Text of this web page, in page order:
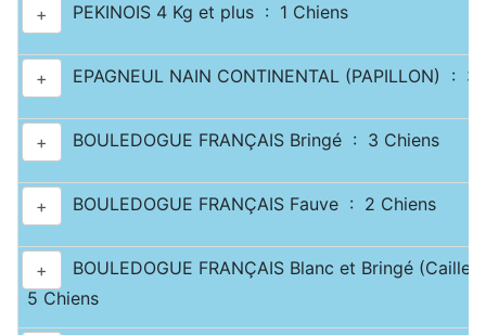
+ PEKINOIS 4 Kg et plus : 1 Chiens
+ EPAGNEUL NAIN CONTINENTAL (PAPILLON) : 3
+ BOULEDOGUE FRANÇAIS Bringé : 3 Chiens
+ BOULEDOGUE FRANÇAIS Fauve : 2 Chiens
+
BOULEDOGUE FRANÇAIS Blanc et Bringé
5 Chiens